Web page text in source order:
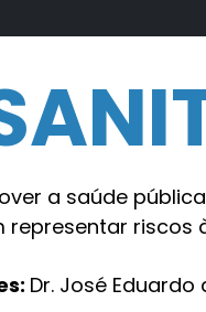
a saúde
riscos
Dr. José Eduardo